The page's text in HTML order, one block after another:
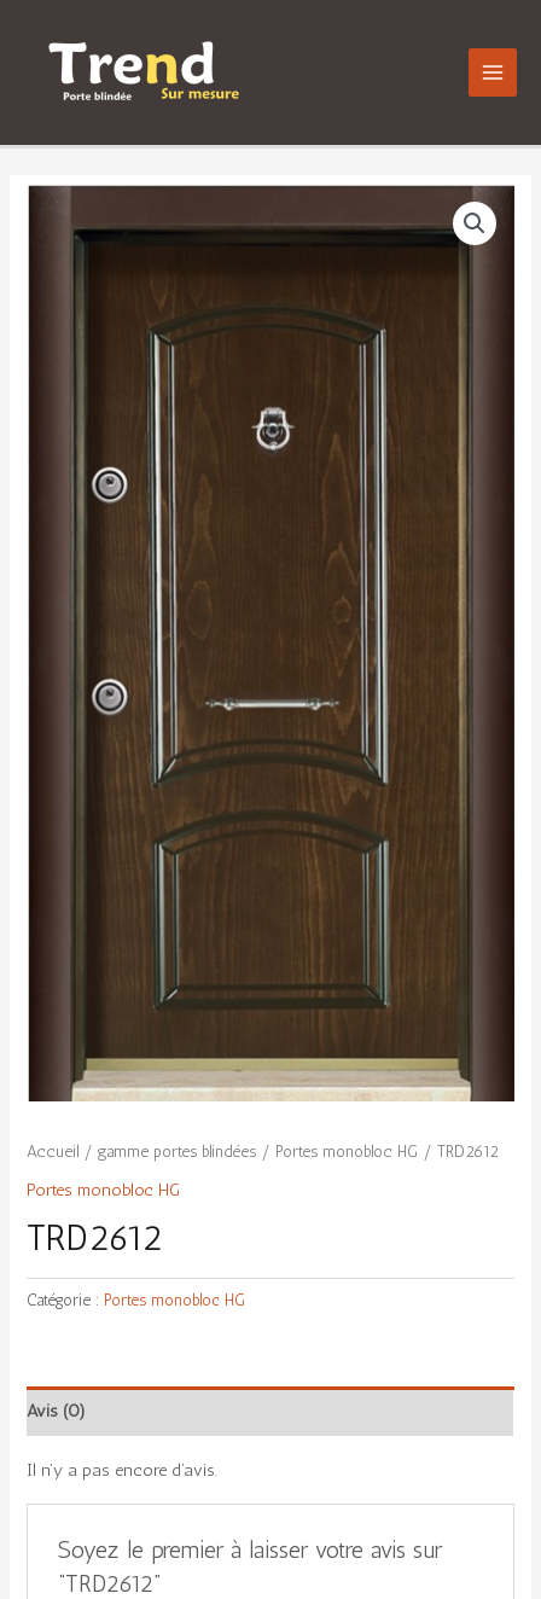
Accueil /gamme portes blindées / Portes monobloc HG / TRD2612
Portes monobloc HG
TRD2612
Catégorie : Portes monobloc HG
Avis (0)
Il n’y a pas encore d’avis.
Soyez le premier à laisser votre avis sur
“TRD2612”